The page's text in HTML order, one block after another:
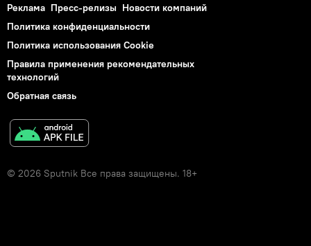
Реклама Пресс-релизы Новости компаний
Политика конфиденциальности
Политика использования Cookie
Правила применения рекомендательных
технологий
Обратная связь
© 2026 Sputnik Все права защищены. 18+